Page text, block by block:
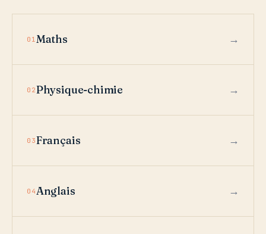
01Maths
02Physique-chimie
03Français
04Anglais